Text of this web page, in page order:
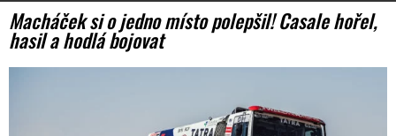
Macháček si o jedno místo polepšil! Casale hořel,
hasil a hodlá bojovat